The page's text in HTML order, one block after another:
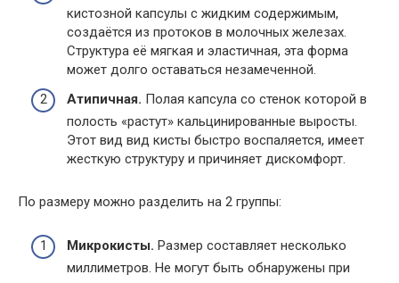
кистозной капсулы с жидким содержимым,
создаётся из протоков в молочных железах.
Структура её мягкая и эластичная, эта форма
может долго оставаться незамеченной.
Атипичная. Полая капсула со стенок которой в
полость «растут» кальцинированные выросты.
Этот вид вид кисты быстро воспаляется, имеет
жесткую структуру и причиняет дискомфорт.
По размеру можно разделить на 2 группы:
Микрокисты. Размер составляет несколько
миллиметров. Не могут быть обнаружены при